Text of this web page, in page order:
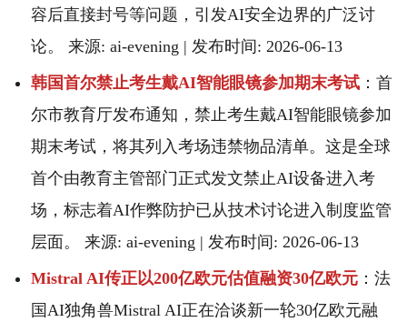
容后直接封号等问题，引发AI安全边界的广泛讨
论。 来源: ai-evening | 发布时间: 2026-06-13
韩国首尔禁止考生戴AI智能眼镜参加期末考试 ：首
尔市教育厅发布通知，禁止考生戴AI智能眼镜参加
期末考试，将其列入考场违禁物品清单。这是全球
首个由教育主管部门正式发文禁止AI设备进入考
场，标志着AI作弊防护已从技术讨论进入制度监管
层面。 来源: ai-evening | 发布时间: 2026-06-13
Mistral AI传正以200亿欧元估值融资30亿欧元 ：法
国AI独角兽Mistral AI正在洽谈新一轮30亿欧元融